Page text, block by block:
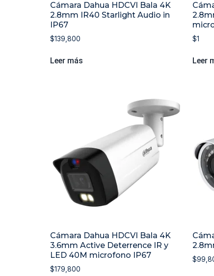
Cámara Dahua HDCVI Bala 4K
2.8mm IR40 Starlight Audio in
IP67
$139,800
Leer más
$1
Leer
Cámara Dahua HDCVI Bala 4K
3.6mm Active Deterrence IR y
LED 40M microfono IP67
$179,800
$